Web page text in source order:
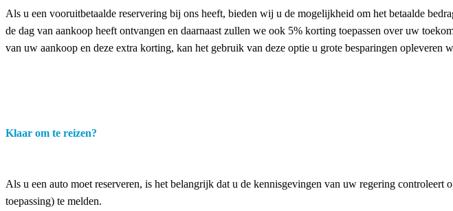
Als u een vooruitbetaalde reservering bij ons heeft, bieden wij u de mogelijkheid om het betaalde
de dag van aankoop heeft ontvangen en daarnaast zullen we ook 5% korting toepassen over uw
van uw aankoop en deze extra korting, kan het gebruik van deze optie u grote besparingen opleveren
Klaar om te reizen?
Als u een auto moet reserveren, is het belangrijk dat u de kennisgevingen van uw regering
toepassing) te melden.